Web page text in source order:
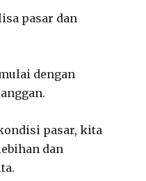
pasar dan
dengan
pasar, kita
dan